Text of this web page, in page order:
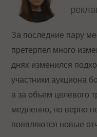
За последние пару
претерпел много
днях изменился
участники аукциона
а за объем целевого
медленно, но верно
появляются новые